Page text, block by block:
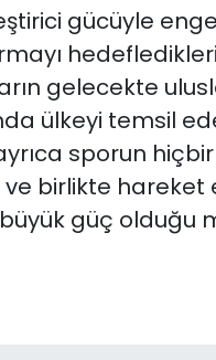
gücüyle
gelecekte
ülkeyi temsil
sporun
ve birlikte
güç olduğu